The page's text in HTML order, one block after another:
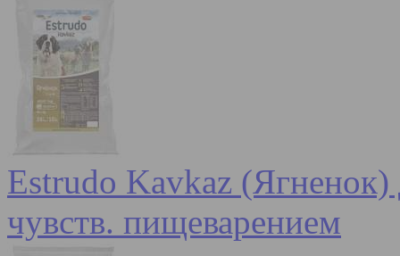
Estrudo Kavkaz (Ягненок)
чувств. пищеварением